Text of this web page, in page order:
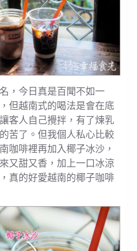
，今日真是百聞不如一
但越南式的喝法是會在底
客人自己攪拌，有了煉乳
苦了。但我個人私心比較
咖啡裡再加入椰子冰沙，
又甜又香，加上一口冰涼
真的好愛越南的椰子咖啡